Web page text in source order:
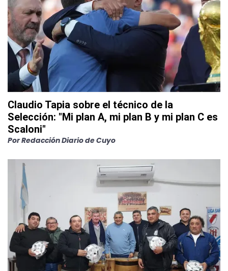
Claudio Tapia sobre el técnico de la
Selección: "Mi plan A, mi plan B y mi plan C es
Scaloni"
PorRedacción Diario de Cuyo